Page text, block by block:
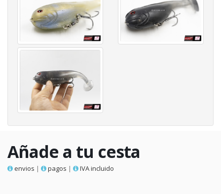
Añade a tu cesta
envios | pagos | IVA incluido